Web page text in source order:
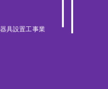
具設置工事業